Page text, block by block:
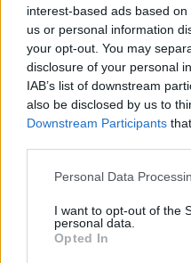
interest-based ads based
us or personal information
your opt-out. You may
disclosure of your personal
IAB’s list of downstream
also be disclosed by us to
Downstream Participants
Personal Data
I want to opt-out of the
personal data.
Opted In